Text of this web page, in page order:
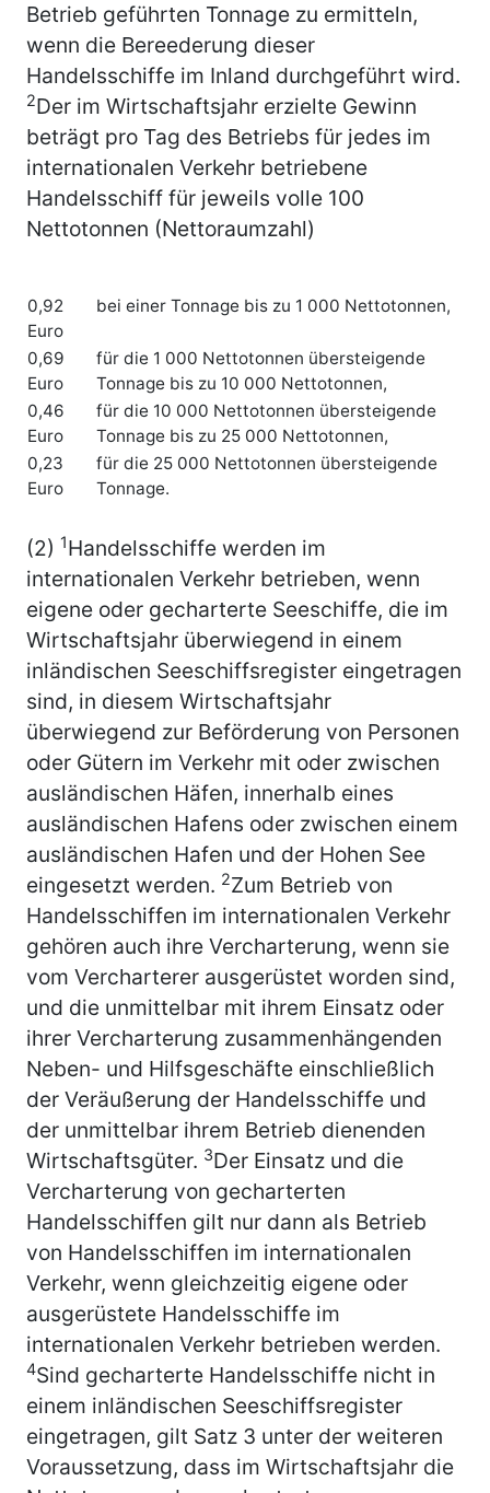
Betrieb geführten Tonnage zu ermitteln,
wenn die Bereederung dieser
Handelsschiffe im Inland durchgeführt wird.
2Der im Wirtschaftsjahr erzielte Gewinn
beträgt pro Tag des Betriebs für jedes im
internationalen Verkehr betriebene
Handelsschiff für jeweils volle 100
Nettotonnen (Nettoraumzahl)
0,92
Euro
bei einer Tonnage bis zu 1 000 Nettotonnen,
0,69
Euro
für die 1 000 Nettotonnen übersteigende
Tonnage bis zu 10 000 Nettotonnen,
0,46
Euro
für die 10 000 Nettotonnen übersteigende
Tonnage bis zu 25 000 Nettotonnen,
0,23
Euro
für die 25 000 Nettotonnen übersteigende
Tonnage.
(2) 1Handelsschiffe werden im
internationalen Verkehr betrieben, wenn
eigene oder gecharterte Seeschiffe, die im
Wirtschaftsjahr überwiegend in einem
inländischen Seeschiffsregister eingetragen
sind, in diesem Wirtschaftsjahr
überwiegend zur Beförderung von Personen
oder Gütern im Verkehr mit oder zwischen
ausländischen Häfen, innerhalb eines
ausländischen Hafens oder zwischen einem
ausländischen Hafen und der Hohen See
eingesetzt werden. 2Zum Betrieb von
Handelsschiffen im internationalen Verkehr
gehören auch ihre Vercharterung, wenn sie
vom Vercharterer ausgerüstet worden sind,
und die unmittelbar mit ihrem Einsatz oder
ihrer Vercharterung zusammenhängenden
Neben- und Hilfsgeschäfte einschließlich
der Veräußerung der Handelsschiffe und
der unmittelbar ihrem Betrieb dienenden
Wirtschaftsgüter. 3Der Einsatz und die
Vercharterung von gecharterten
Handelsschiffen gilt nur dann als Betrieb
von Handelsschiffen im internationalen
Verkehr, wenn gleichzeitig eigene oder
ausgerüstete Handelsschiffe im
internationalen Verkehr betrieben werden.
4Sind gecharterte Handelsschiffe nicht in
einem inländischen Seeschiffsregister
eingetragen, gilt Satz 3 unter der weiteren
Voraussetzung, dass im Wirtschaftsjahr die